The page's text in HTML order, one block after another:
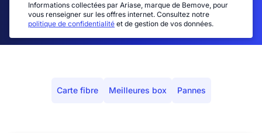
Informations collectées par Ariase, marque de Bemove, pour
vous renseigner sur les offres internet. Consultez notre
politique de confidentialité et de gestion de vos données.
Carte fibre Meilleures box Pannes